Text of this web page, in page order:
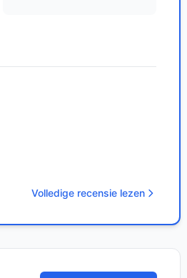
Volledige recensie lezen